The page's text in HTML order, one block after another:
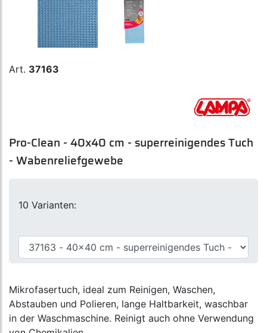
Art. 37163
Pro-Clean - 40x40 cm - superreinigendes Tuch
- Wabenreliefgewebe
10 Varianten:
Mikrofasertuch, ideal zum Reinigen, Waschen,
Abstauben und Polieren, lange Haltbarkeit, waschbar
in der Waschmaschine. Reinigt auch ohne Verwendung